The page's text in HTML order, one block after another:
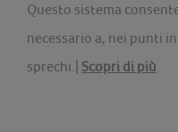
Questo sistema
necessario a, nei punti
sprechi.| Scopri di più